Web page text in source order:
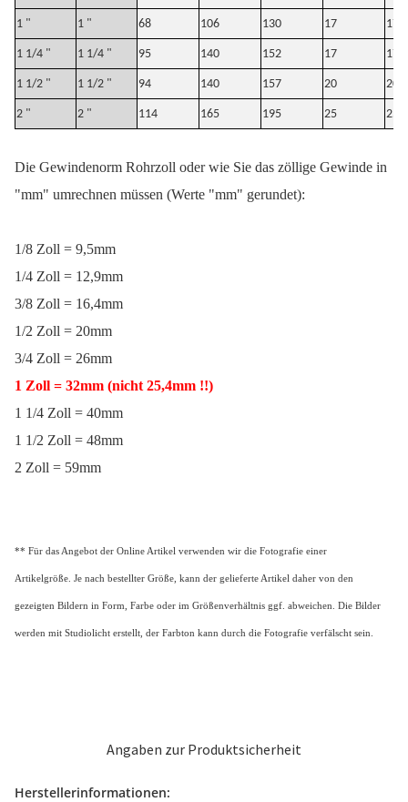
1 " 1 " 68 106 130 17 17
1 1/4 " 1 1/4 " 95 140 152 17 17
1 1/2 " 1 1/2 " 94 140 157 20 20
2 " 2 " 114 165 195 25 25
Die Gewindenorm Rohrzoll oder wie Sie das zöllige Gewinde in
"mm" umrechnen müssen (Werte "mm" gerundet):
1/8 Zoll = 9,5mm
1/4 Zoll = 12,9mm
3/8 Zoll = 16,4mm
1/2 Zoll = 20mm
3/4 Zoll = 26mm
1 Zoll = 32mm (nicht 25,4mm !!)
1 1/4 Zoll = 40mm
1 1/2 Zoll = 48mm
2 Zoll = 59mm
** Für das Angebot der Online Artikel verwenden wir die Fotografie einer
Artikelgröße. Je nach bestellter Größe, kann der gelieferte Artikel daher von den
gezeigten Bildern in Form, Farbe oder im Größenverhältnis ggf. abweichen. Die Bilder
werden mit Studiolicht erstellt, der Farbton kann durch die Fotografie verfälscht sein.
Angaben zur Produktsicherheit
Herstellerinformationen: